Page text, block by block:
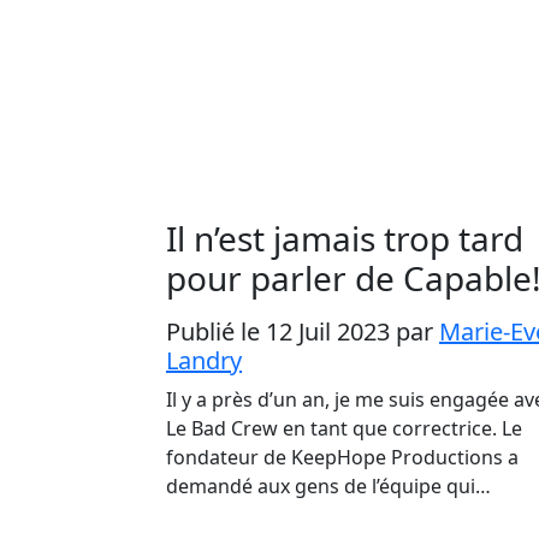
Il n’est jamais trop tard
pour parler de Capable!
Publié le 12 Juil 2023 par Marie-
Landry
Il y a près d’un an, je me suis engagée
Le Bad Crew en tant que correctrice. Le
fondateur de KeepHope Productions a
demandé aux gens de l’équipe qui…